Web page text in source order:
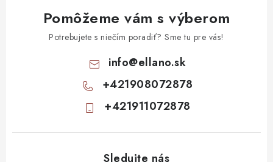
Pomôžeme vám s výberom
Potrebujete s niečím poradiť? Sme tu pre vás!
info@ellano.sk
+421908072878
+421911072878